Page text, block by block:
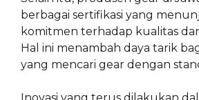
berbagai sertifikasi yang
komitmen terhadap kualitas
Hal ini menambah daya tarik
yang mencari gear dengan